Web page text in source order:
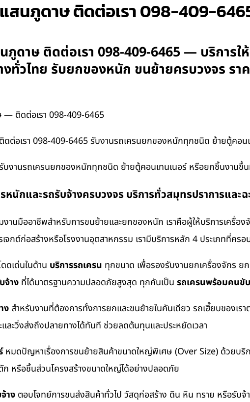
แสนภูดาษ ติดต่อเรา 098-409-
ภูดาษ ติดต่อเรา 098-409-6465 — บริการใ
งทั่วไทย รับยกของหนัก ขนย้ายครบวงจร ร
— ติดต่อเรา 098-409-6465
ดต่อเรา 098-409-6465 รับงานรถเครนยกของหนักทุกชนิด ย้ายตู้คอ
บงานรถเครนยกของหนักทุกชนิด ย้ายตู้คอนเทนเนอร์ หรือยกชิ้นงานขึ้
นักและรถรับจ้างครบวงจร บริการทั่วสมุทรปราการและฉ
านมืออาชีพสำหรับการขนย้ายและยกของหนัก เราคือผู้ให้บริการเครื่
เจกต์ก่อสร้างหรือโรงงานอุตสาหกรรม เรามีบริการหลัก 4 ประเภทที่คร
ดดเด่นในด้าน บริการรถเครน ทุกขนาด เพื่อรองรับงานยกเครื่องจักร
จ้าง ที่ได้มาตรฐานความปลอดภัยสูงสุด ทุกคันเป็น รถเครนพร้อมคนขับ
ง สำหรับงานที่ต้องการทั้งการยกและขนย้ายในคันเดียว รถเฮี๊ยบของเ
และวิ่งส่งถึงปลายทางได้ทันที ช่วยลดต้นทุนและประหยัดเวลา
หมดปัญหาเรื่องการขนย้ายสินค้าขนาดใหญ่พิเศษ (Over Size) ด้วยบริ
หรือชิ้นส่วนโครงสร้างขนาดใหญ่ได้อย่างปลอดภัย
าง ตอบโจทย์การขนส่งสินค้าทั่วไป วัสดุก่อสร้าง ดิน หิน ทราย หรือรับ